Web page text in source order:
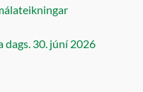
30. júní 2026